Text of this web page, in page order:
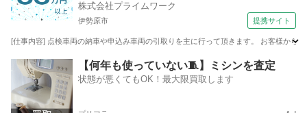
株式会社プライムワーク
伊勢原市 提携サイト
[仕事内容] 点検車両の納車や申込み車両の引取りを主に行って頂きます。 お客様から
神奈川 伊勢原市 ドライバー
【何年も使っていない🧵】ミシンを査定
状態が悪くてもOK！最大限買取します